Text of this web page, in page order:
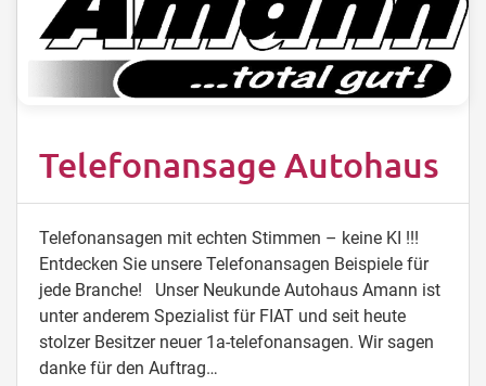
Telefonansage Autohaus
Telefonansagen mit echten Stimmen – keine KI !!!
Entdecken Sie unsere Telefonansagen Beispiele für
jede Branche! Unser Neukunde Autohaus Amann ist
unter anderem Spezialist für FIAT und seit heute
stolzer Besitzer neuer 1a-telefonansagen. Wir sagen
danke für den Auftrag…